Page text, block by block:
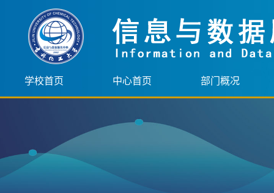
学校首页 中心首页 部门概况